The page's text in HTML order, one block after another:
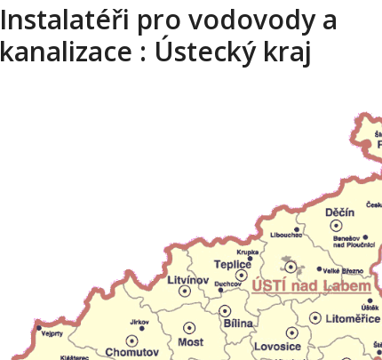
Instalatéři pro vodovody a
kanalizace : Ústecký kraj